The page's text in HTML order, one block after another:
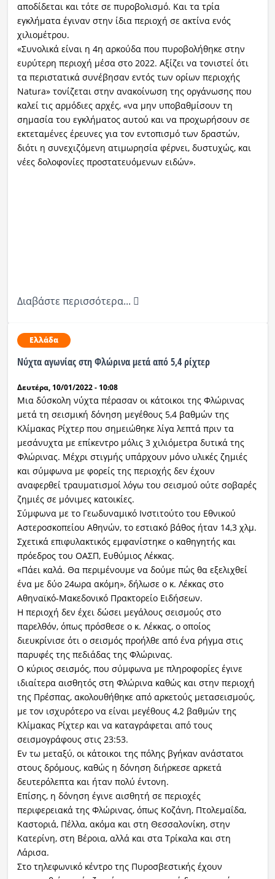
αποδίδεται και τότε σε πυροβολισμό. Και τα τρία
εγκλήματα έγιναν στην ίδια περιοχή σε ακτίνα ενός
χιλιομέτρου.
«Συνολικά είναι η 4η αρκούδα που πυροβολήθηκε στην
ευρύτερη περιοχή μέσα στο 2022. Αξίζει να τονιστεί ότι
τα περιστατικά συνέβησαν εντός των ορίων περιοχής
Natura» τονίζεται στην ανακοίνωση της οργάνωσης που
καλεί τις αρμόδιες αρχές, «να μην υποβαθμίσουν τη
σημασία του εγκλήματος αυτού και να προχωρήσουν σε
εκτεταμένες έρευνες για τον εντοπισμό των δραστών,
διότι η συνεχιζόμενη ατιμωρησία φέρνει, δυστυχώς, και
νέες δολοφονίες προστατευόμενων ειδών».
Διαβάστε περισσότερα...
Ελλάδα
Νύχτα αγωνίας στη Φλώρινα μετά από 5,4 ρίχτερ
Δευτέρα, 10/01/2022 - 10:08
Μια δύσκολη νύχτα πέρασαν οι κάτοικοι της Φλώρινας
μετά τη σεισμική δόνηση μεγέθους 5,4 βαθμών της
Κλίμακας Ρίχτερ που σημειώθηκε λίγα λεπτά πριν τα
μεσάνυχτα με επίκεντρο μόλις 3 χιλιόμετρα δυτικά της
Φλώρινας. Μέχρι στιγμής υπάρχουν μόνο υλικές ζημιές
και σύμφωνα με φορείς της περιοχής δεν έχουν
αναφερθεί τραυματισμοί λόγω του σεισμού ούτε σοβαρές
ζημιές σε μόνιμες κατοικίες.
Σύμφωνα με το Γεωδυναμικό Ινστιτούτο του Εθνικού
Αστεροσκοπείου Αθηνών, το εστιακό βάθος ήταν 14,3 χλμ.
Σχετικά επιφυλακτικός εμφανίστηκε ο καθηγητής και
πρόεδρος του ΟΑΣΠ, Ευθύμιος Λέκκας.
«Πάει καλά. Θα περιμένουμε να δούμε πώς θα εξελιχθεί
ένα με δύο 24ωρα ακόμη», δήλωσε ο κ. Λέκκας στο
Αθηναϊκό-Μακεδονικό Πρακτορείο Ειδήσεων.
Η περιοχή δεν έχει δώσει μεγάλους σεισμούς στο
παρελθόν, όπως πρόσθεσε ο κ. Λέκκας, ο οποίος
διευκρίνισε ότι ο σεισμός προήλθε από ένα ρήγμα στις
παρυφές της πεδιάδας της Φλώρινας.
Ο κύριος σεισμός, που σύμφωνα με πληροφορίες έγινε
ιδιαίτερα αισθητός στη Φλώρινα καθώς και στην περιοχή
της Πρέσπας, ακολουθήθηκε από αρκετούς μετασεισμούς,
με τον ισχυρότερο να είναι μεγέθους 4,2 βαθμών της
Κλίμακας Ρίχτερ και να καταγράφεται από τους
σεισμογράφους στις 23:53.
Εν τω μεταξύ, οι κάτοικοι της πόλης βγήκαν ανάστατοι
στους δρόμους, καθώς η δόνηση διήρκεσε αρκετά
δευτερόλεπτα και ήταν πολύ έντονη.
Επίσης, η δόνηση έγινε αισθητή σε περιοχές
περιφερειακά της Φλώρινας, όπως Κοζάνη, Πτολεμαΐδα,
Καστοριά, Πέλλα, ακόμα και στη Θεσσαλονίκη, στην
Κατερίνη, στη Βέροια, αλλά και στα Τρίκαλα και στη
Λάρισα.
Στο τηλεφωνικό κέντρο της Πυροσβεστικής έχουν